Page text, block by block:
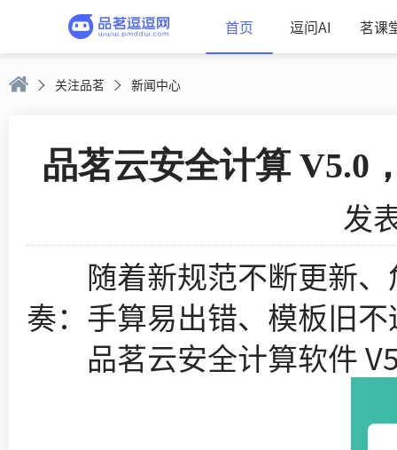
首页 逗问AI 茗课
关注品茗 新闻中心
品茗云安全计算 V5.0
发
随着新规范不断更新、
奏：手算易出错、模板旧
品茗云安全计算软件